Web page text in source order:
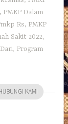
, PMKP Dalam
Rs, PMKP
Sakit 2022,
, Program
KAMI